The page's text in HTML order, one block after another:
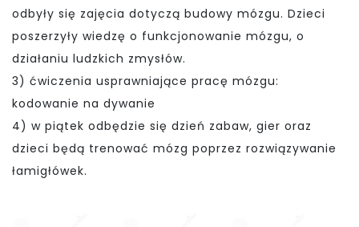
odbyły się zajęcia dotyczą budowy mózgu. Dzieci
poszerzyły wiedzę o funkcjonowanie mózgu, o
działaniu ludzkich zmysłów.
3) ćwiczenia usprawniające pracę mózgu:
kodowanie na dywanie
4) w piątek odbędzie się dzień zabaw, gier oraz
dzieci będą trenować mózg poprzez rozwiązywanie
łamigłówek.